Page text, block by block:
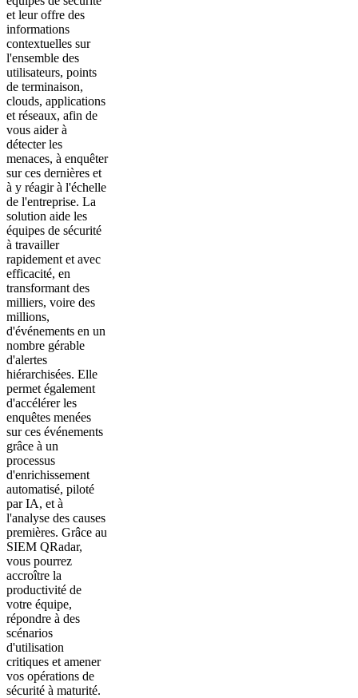
et leur offre des
informations
contextuelles sur
l'ensemble des
utilisateurs, points
de terminaison,
clouds, applications
et réseaux, afin de
vous aider à
détecter les
menaces, à enquêter
sur ces dernières et
à y réagir à l'échelle
de l'entreprise. La
solution aide les
équipes de sécurité
à travailler
rapidement et avec
efficacité, en
transformant des
milliers, voire des
millions,
d'événements en un
nombre gérable
d'alertes
hiérarchisées. Elle
permet également
d'accélérer les
enquêtes menées
sur ces événements
grâce à un
processus
d'enrichissement
automatisé, piloté
par IA, et à
l'analyse des causes
premières. Grâce au
SIEM QRadar,
vous pourrez
accroître la
productivité de
votre équipe,
répondre à des
scénarios
d'utilisation
critiques et amener
vos opérations de
sécurité à maturité.